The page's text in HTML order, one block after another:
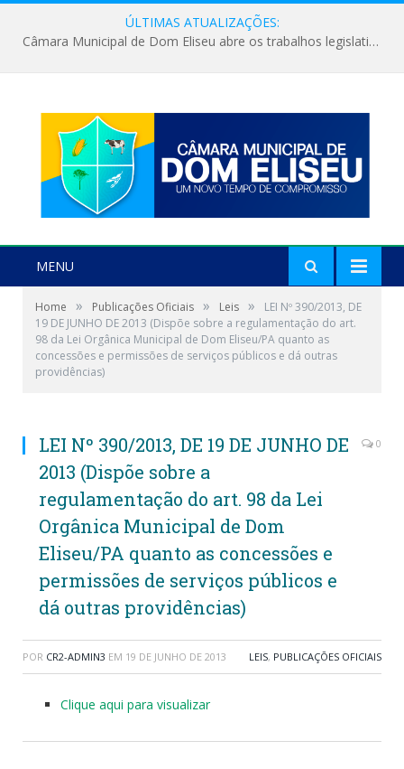
ÚLTIMAS ATUALIZAÇÕES:
Câmara Municipal de Dom Eliseu abre os trabalhos legislativos do segundo semestre
MENU
Home » Publicações Oficiais » Leis »
LEI Nº 390/2013, DE
19 DE JUNHO DE 2013 (Dispõe sobre a regulamentação do art.
98 da Lei Orgânica Municipal de Dom Eliseu/PA quanto as
concessões e permissões de serviços públicos e dá outras
providências)
LEI Nº 390/2013, DE 19 DE JUNHO DE
2013 (Dispõe sobre a
regulamentação do art. 98 da Lei
Orgânica Municipal de Dom
Eliseu/PA quanto as concessões e
permissões de serviços públicos e
dá outras providências)
0
POR CR2-ADMIN3 EM 19 DE JUNHO DE 2013 LEIS, PUBLICAÇÕES OFICIAIS
Clique aqui para visualizar